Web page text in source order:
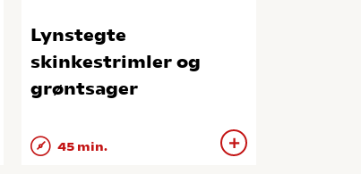
Lynstegte
skinkestrimler og
grøntsager
45 min.